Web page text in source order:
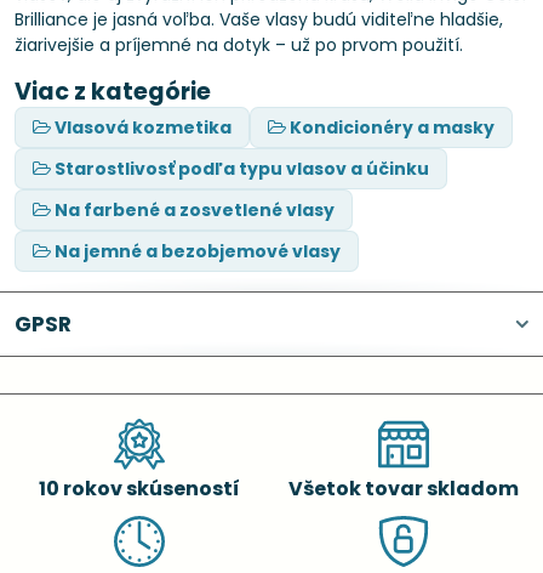
Brilliance je jasná voľba. Vaše vlasy budú viditeľne hladšie,
žiarivejšie a príjemné na dotyk – už po prvom použití.
Viac z kategórie
Vlasová kozmetika
Kondicionéry a masky
Starostlivosť podľa typu vlasov a účinku
Na farbené a zosvetlené vlasy
Na jemné a bezobjemové vlasy
GPSR
10 rokov skúseností Všetok tovar skladom